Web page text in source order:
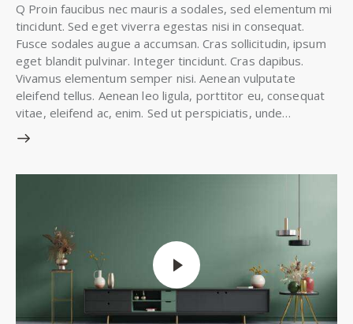
Q Proin faucibus nec mauris a sodales, sed elementum mi
tincidunt. Sed eget viverra egestas nisi in consequat.
Fusce sodales augue a accumsan. Cras sollicitudin, ipsum
eget blandit pulvinar. Integer tincidunt. Cras dapibus.
Vivamus elementum semper nisi. Aenean vulputate
eleifend tellus. Aenean leo ligula, porttitor eu, consequat
vitae, eleifend ac, enim. Sed ut perspiciatis, unde…